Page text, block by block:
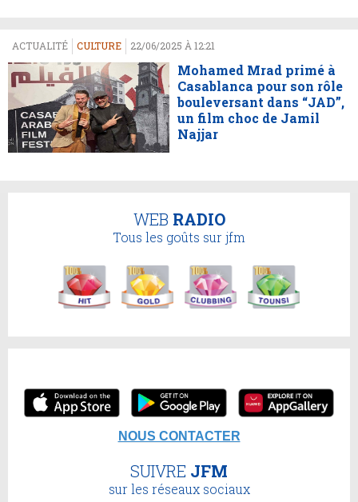
ACTUALITÉ CULTURE 22/06/2025 À 12:21
Mohamed Mrad primé à
Casablanca pour son rôle
bouleversant dans “JAD”,
un film choc de Jamil
Najjar
WEB RADIO
Tous les goûts sur jfm
NOUS CONTACTER
SUIVRE JFM
sur les réseaux sociaux